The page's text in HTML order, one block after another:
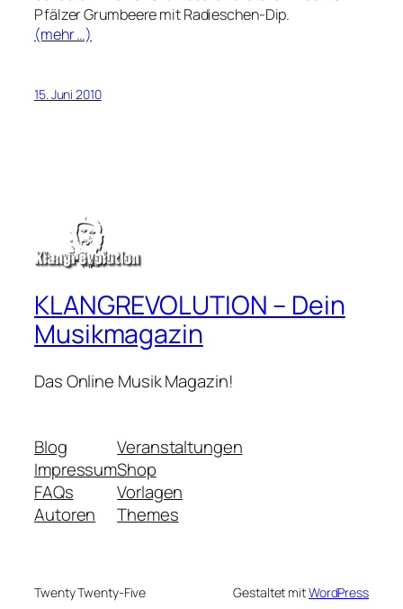
Pfälzer Grumbeere mit Radieschen-Dip.
(mehr …)
15. Juni 2010
KLANGREVOLUTION – Dein
Musikmagazin
Das Online Musik Magazin!
Blog
Impressum
FAQs
Autoren
Veranstaltungen
Shop
Vorlagen
Themes
Twenty Twenty-Five Gestaltet mitWordPress